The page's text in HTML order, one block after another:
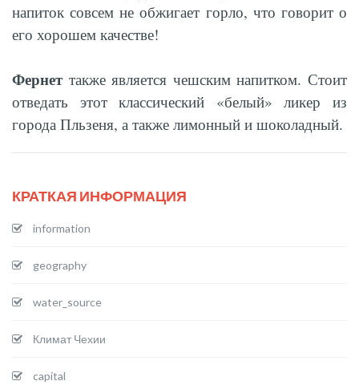
напиток совсем не обжигает горло, что говорит о
его хорошем качестве!
Фернет также является чешским напитком. Стоит
отведать этот классический «белый» ликер из
города Пльзеня, а также лимонный и шоколадный.
КРАТКАЯ ИНФОРМАЦИЯ
information
geography
water_source
Климат Чехии
capital